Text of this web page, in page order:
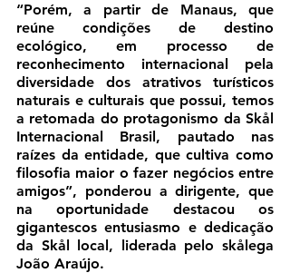
“Porém, a partir de Manaus, que
reúne condições de destino
ecológico, em processo de
reconhecimento internacional pela
diversidade dos atrativos turísticos
naturais e culturais que possui, temos
a retomada do protagonismo da Skål
Internacional Brasil, pautado nas
raízes da entidade, que cultiva como
filosofia maior o fazer negócios entre
amigos”, ponderou a dirigente, que
na oportunidade destacou os
gigantescos entusiasmo e dedicação
da Skål local, liderada pelo skålega
João Araújo.